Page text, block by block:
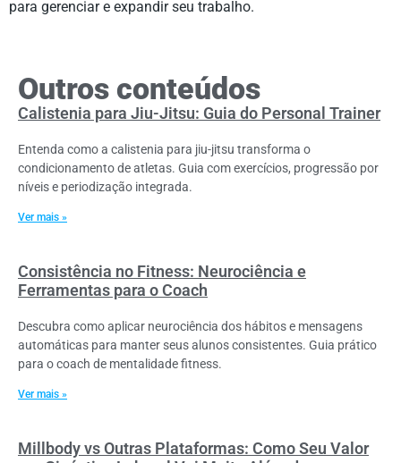
para gerenciar e expandir seu trabalho.
Outros conteúdos
Calistenia para Jiu-Jitsu: Guia do Personal Trainer
Entenda como a calistenia para jiu-jitsu transforma o
condicionamento de atletas. Guia com exercícios, progressão por
níveis e periodização integrada.
Ver mais »
Consistência no Fitness: Neurociência e
Ferramentas para o Coach
Descubra como aplicar neurociência dos hábitos e mensagens
automáticas para manter seus alunos consistentes. Guia prático
para o coach de mentalidade fitness.
Ver mais »
Millbody vs Outras Plataformas: Como Seu Valor